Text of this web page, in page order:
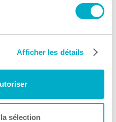
Afficher les détails
sélection